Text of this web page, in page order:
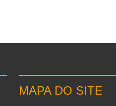
MAPA DO SITE